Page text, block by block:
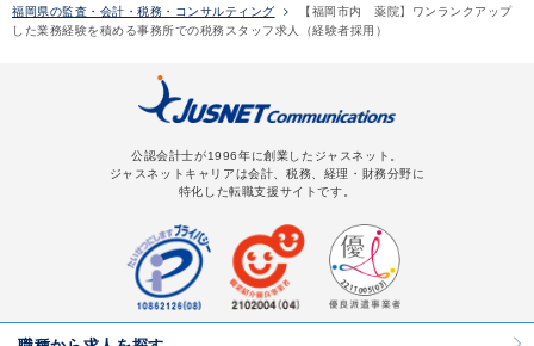
福岡県の監査・会計・税務・コンサルティング
【福岡市内 薬院】ワンランクアップ
した業務経験を積める事務所での税務スタッフ求人（経験者採用）
公認会計士が1996年に創業したジャスネット。
ジャスネットキャリアは会計、税務、経理・財務分野に
特化した転職支援サイトです。